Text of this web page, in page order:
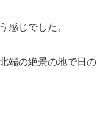
感じでした。
端の絶景の地で日の